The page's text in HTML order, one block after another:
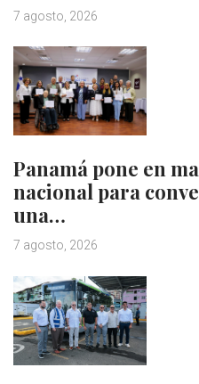
7 agosto, 2026
Panamá pone en
nacional para
una…
7 agosto, 2026